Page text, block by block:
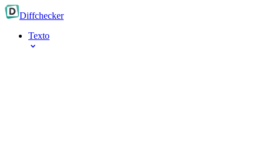
Diffchecker
Texto